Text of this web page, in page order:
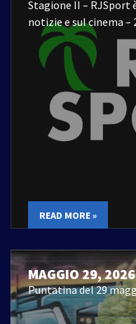
Stagione II – RJSport
notizie e sul cinema –
READ MORE »
MAGGIO 29, 2026
Puntatina del 29